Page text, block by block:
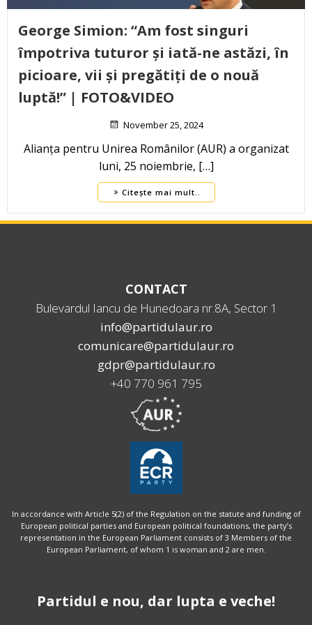
George Simion: “Am fost singuri
împotriva tuturor și iată-ne astăzi, în
picioare, vii și pregătiți de o nouă
luptă!” | FOTO&VIDEO
November 25, 2024
Alianța pentru Unirea Românilor (AUR) a organizat
luni, 25 noiembrie, […]
Citește mai mult..
CONTACT
Bulevardul Iancu de Hunedoara nr.8A, Sector 1
info@partidulaur.ro
comunicare@partidulaur.ro
gdpr@partidulaur.ro
+40 770 961 795
In accordance with Article 5(2) of the Regulation on the statute and funding of
European political parties and European political foundations, the party’s
representation in the European Parliament consists of 3 Members of the
European Parliament, of whom 1 is woman and 2 are men.
Partidul e nou, dar lupta e veche!